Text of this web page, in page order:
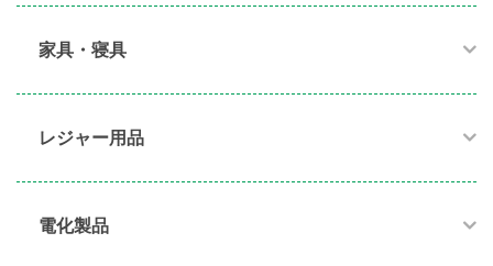
家具・寝具​
レジャー用品
電化製品​